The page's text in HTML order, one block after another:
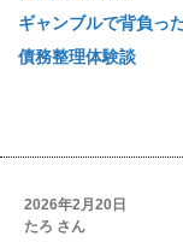
ギャンブルで背負っ
債務整理体験談
2026年2月20日
たろ さん